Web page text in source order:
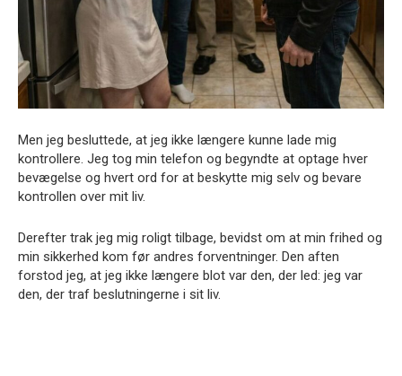
Men jeg besluttede, at jeg ikke længere kunne lade mig
kontrollere. Jeg tog min telefon og begyndte at optage hver
bevægelse og hvert ord for at beskytte mig selv og bevare
kontrollen over mit liv.
Derefter trak jeg mig roligt tilbage, bevidst om at min frihed og
min sikkerhed kom før andres forventninger. Den aften
forstod jeg, at jeg ikke længere blot var den, der led: jeg var
den, der traf beslutningerne i sit liv.